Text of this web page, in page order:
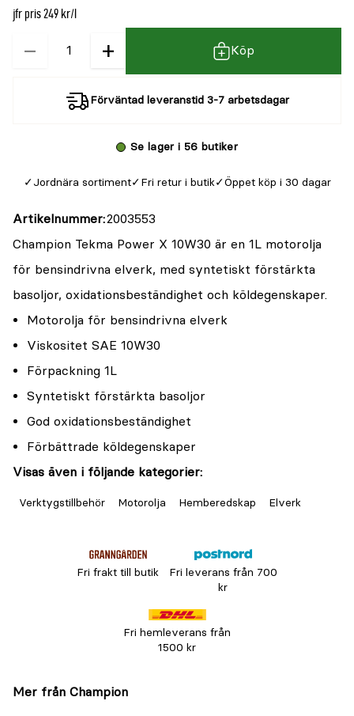
jfr pris 249 kr/l
−
Kvantitet + Köp
Förväntad leveranstid 3-7 arbetsdagar
Se lager i 56 butiker
Jordnära sortiment Fri retur i butik Öppet köp i 30 dagar
Artikelnummer 2003553
Champion Tekma Power X 10W30 är en 1L motorolja
för bensindrivna elverk, med syntetiskt förstärkta
basoljor, oxidationsbeständighet och köldegenskaper.
Motorolja för bensindrivna elverk
Viskositet SAE 10W30
Förpackning 1L
Syntetiskt förstärkta basoljor
God oxidationsbeständighet
Förbättrade köldegenskaper
Visas även i följande kategorier:
Verktygstillbehör Motorolja Hemberedskap Elverk
Fri frakt till butik
Fri leverans från 700
kr
Fri hemleverans från
1500 kr
Mer från Champion